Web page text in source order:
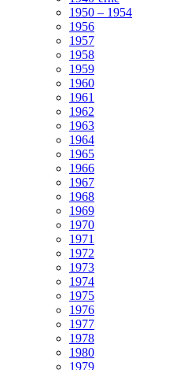
1950 – 1954
1956
1957
1958
1959
1960
1961
1962
1963
1964
1965
1966
1967
1968
1969
1970
1971
1972
1973
1974
1975
1976
1977
1978
1980
1979